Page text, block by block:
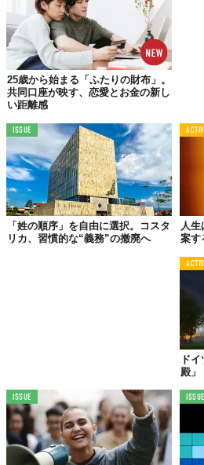
いうケア労働を私的領域に閉じ込め、
（特に女性）を相対的に不利な立場に
済的なハンディキャップに変えてしま
も魅力的な従業員は、家族という「重
である、という現実が少子化を加速さ
社会全体で支える育児の重要
社会主義的アプローチが示した「
旧東ドイツの事例は、資本主義と異な
として極めて重要です。東ドイツで
児を社会化し、母親の役割を「全人格
の一側面に過ぎないものとして位置
性は出産後もキャリアを継続でき、経
がない環境が整えられていました。
「競争」から「協同」への転換
かつての東ドイツでは、育児は親が一
く、祖父母、友人、職場、そして国
同の営み」でした。その結果、出産は
「悲劇」ではなく、日常の一部として
この歴史は、少子化の本質的課題が「
く、「育児を個人の責任に押し付け
25歳から始まる「ふたりの財布」。
共同口座が映す、恋愛とお金の新し
い距離感
ISSUE
「姓の順序」を自由に選択。コスタ
リカ、習慣的な“義務”の撤廃へ
人生
案す
ド
殿」
ISSUE ISSUE